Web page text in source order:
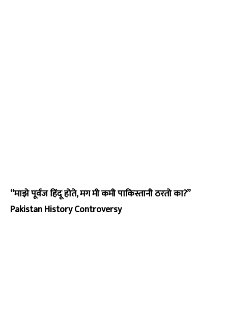
“माझे पूर्वज हिंदू होते, मग मी कमी पाकिस्तानी ठरतो का?”
Pakistan History Controversy